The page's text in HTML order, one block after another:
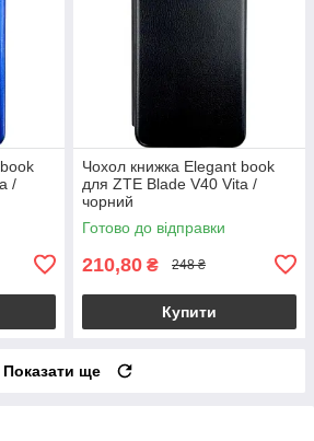
/
Чохол книжка Elegant book
для ZTE Blade V40 Vita /
чорний
Готово до відправки
210,80 ₴ 248 ₴
Купити
Показати ще